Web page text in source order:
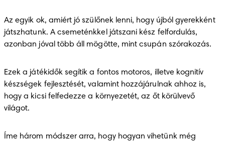
Az egyik ok, amiért jó szülőnek lenni, hogy újból gyerekként
játszhatunk. A csemeténkkel játszani kész felfordulás,
azonban jóval több áll mögötte, mint csupán szórakozás.
Ezek a játékidők segítik a fontos motoros, illetve kognitív
készségek fejlesztését, valamint hozzájárulnak ahhoz is,
hogy a kicsi felfedezze a környezetét, az őt körülvevő
világot.
Íme három módszer arra, hogy hogyan vihetünk még